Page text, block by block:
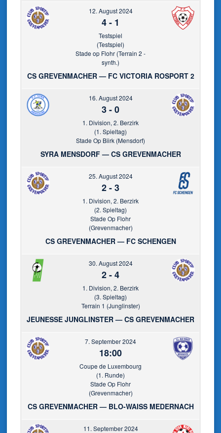
12. August 2024
4- 1
Testspiel
(Testspiel)
Stade op Flohr (Terrain 2 -
synth.)
CS GREVENMACHER — FC VICTORIA ROSPORT 2
16. August 2024
3-0
1. Division, 2. Berzirk
(1. Spieltag)
Stade Op Biirk (Mensdorf)
SYRA MENSDORF — CS GREVENMACHER
25. August 2024
2-3
1. Division, 2. Berzirk
(2. Spieltag)
Stade Op Flohr
(Grevenmacher)
CS GREVENMACHER — FC SCHENGEN
30. August 2024
2-4
1. Division, 2. Berzirk
(3. Spieltag)
Terrain 1 (Junglinster)
JEUNESSE JUNGLINSTER — CS GREVENMACHER
7. September 2024
18:00
Coupe de Luxembourg
(1. Runde)
Stade Op Flohr
(Grevenmacher)
CS GREVENMACHER — BLO-WAISS MEDERNACH
11. September 2024